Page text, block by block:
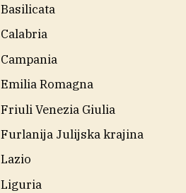
Basilicata
Calabria
Campania
Emilia Romagna
Friuli Venezia Giulia
Furlanija Julijska krajina
Lazio
Liguria